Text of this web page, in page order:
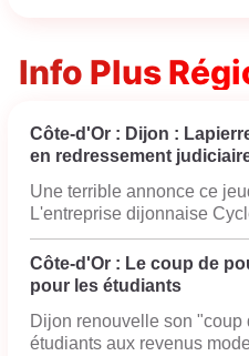
Info Plus
Côte-d'Or : Dijon :
en redressement
Une terrible annonce ce
L'entreprise dijonnaise
Côte-d'Or : Le coup de
pour les étudiants
Dijon renouvelle son
étudiants aux revenus